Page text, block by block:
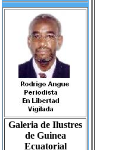
Galeria de Ilustres
de Guinea
Ecuatorial